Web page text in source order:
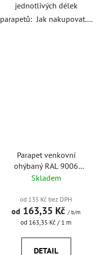
jednotlivých délek
parapetů: Jak nakupovat....
Parapet venkovní
ohýbaný RAL 9006
stříbro hliník
Skladem
od 135 Kč bez DPH
od 163,35 Kč / b/m
Měrná
od 163,35 Kč / 1 m
DETAIL